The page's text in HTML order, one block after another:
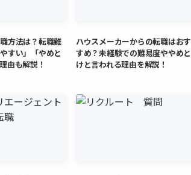
方法は？転職難
すい」「やめと
由も解説！
ハウスメーカーからの転職はおす
すめ？未経験での難易度ややめと
けと言われる理由を解説！